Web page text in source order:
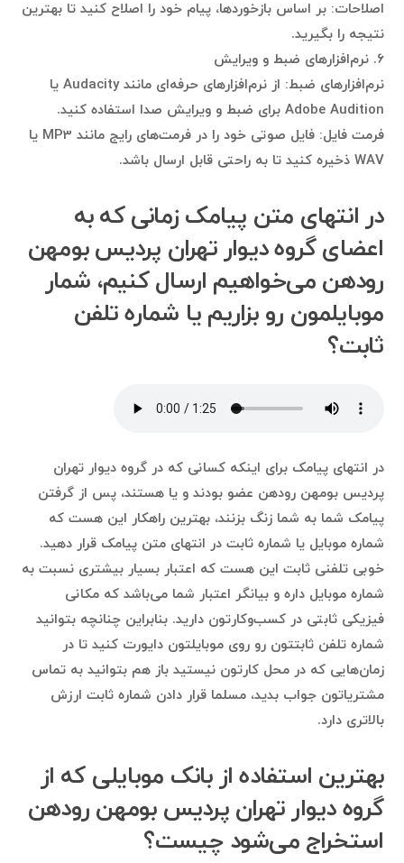
اصلاحات: بر اساس بازخوردها، پیام خود را اصلاح کنید تا بهترین
نتیجه را بگیرید.
۶. نرم‌افزارهای ضبط و ویرایش
نرم‌افزارهای ضبط: از نرم‌افزارهای حرفه‌ای مانند Audacity یا
Adobe Audition برای ضبط و ویرایش صدا استفاده کنید.
فرمت فایل: فایل صوتی خود را در فرمت‌های رایج مانند MP3 یا
WAV ذخیره کنید تا به راحتی قابل ارسال باشد.
در انتهای متن پیامک زمانی که به
اعضای گروه دیوار تهران پردیس بومهن
رودهن می‌خواهیم ارسال کنیم، شمار
موبایلمون رو بزاریم یا شماره تلفن
ثابت؟
در انتهای پیامک برای اینکه کسانی که در گروه دیوار تهران
پردیس بومهن رودهن عضو بودند و یا هستند، پس از گرفتن
پیامک شما به شما زنگ بزنند، بهترین راهکار این هست که
شماره موبایل یا شماره ثابت در انتهای متن پیامک قرار دهید.
خوبی تلفنی ثابت این هست که اعتبار بسیار بیشتری نسبت به
شماره موبایل داره و بیانگر اعتبار شما می‌باشد که مکانی
فیزیکی ثابتی در کسب‌وکارتون دارید. بنابراین چنانچه بتوانید
شماره تلفن ثابتتون رو روی موبایلتون دایورت کنید تا در
زمان‌هایی که در محل کارتون نیستید باز هم بتوانید به تماس
مشتریاتون جواب بدید، مسلما قرار دادن شماره ثابت ارزش
بالاتری دارد.
بهترین استفاده‌ از بانک موبایلی که از
گروه دیوار تهران پردیس بومهن رودهن
استخراج می‌شود چیست؟